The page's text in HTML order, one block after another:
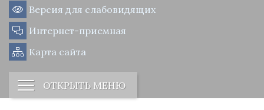
Версия для слабовидящих
Интернет-приемная
Карта сайта
ОТКРЫТЬ МЕНЮ